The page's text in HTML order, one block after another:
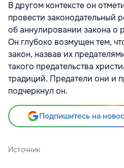
В другом контексте он
провести законодательный
об аннулировании закона о
Он глубоко возмущен тем,
закон, назвав их
такого предательства
традиций. Предатели они и
подчеркнул он.
Подпишитесь на
Источник